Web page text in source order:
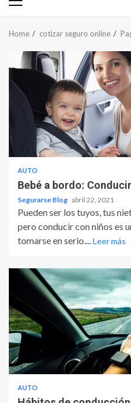
Primary
Home cotizar seguro online
AUTO
Bebé a bordo:
Segurarse Blog abril 22, 2021
Pueden ser los tuyos, tus
pero conducir con niños es
tomarse en serio....Leer más
AUTO